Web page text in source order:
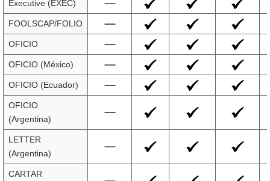
Executive (EXEC)
FOOLSCAP/FOLIO
OFICIO
OFICIO (México)
OFICIO (Ecuador)
OFICIO
(Argentina)
LETTER
(Argentina)
CARTAR